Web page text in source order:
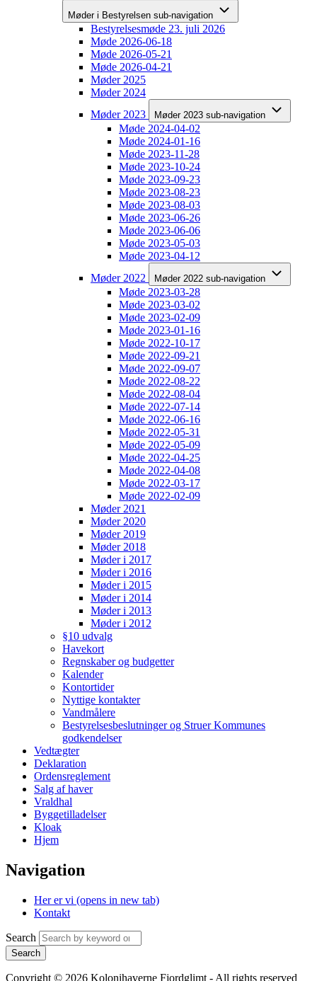
Møder i Bestyrelsen sub-navigation
Bestyrelsesmøde 23. juli 2026
Møde 2026-06-18
Møde 2026-05-21
Møde 2026-04-21
Møder 2025
Møder 2024
Møder 2023
Møder 2023 sub-navigation
Møde 2024-04-02
Møde 2024-01-16
Møde 2023-11-28
Møde 2023-10-24
Møde 2023-09-23
Møde 2023-08-23
Møde 2023-08-03
Møde 2023-06-26
Møde 2023-06-06
Møde 2023-05-03
Møde 2023-04-12
Møder 2022
Møder 2022 sub-navigation
Møde 2023-03-28
Møde 2023-03-02
Møde 2023-02-09
Møde 2023-01-16
Møde 2022-10-17
Møde 2022-09-21
Møde 2022-09-07
Møde 2022-08-22
Møde 2022-08-04
Møde 2022-07-14
Møde 2022-06-16
Møde 2022-05-31
Møde 2022-05-09
Møde 2022-04-25
Møde 2022-04-08
Møde 2022-03-17
Møde 2022-02-09
Møder 2021
Møder 2020
Møder 2019
Møder 2018
Møder i 2017
Møder i 2016
Møder i 2015
Møder i 2014
Møder i 2013
Møder i 2012
§10 udvalg
Havekort
Regnskaber og budgetter
Kalender
Kontortider
Nyttige kontakter
Vandmålere
Bestyrelsesbeslutninger og Struer Kommunes
godkendelser
Vedtægter
Deklaration
Ordensreglement
Salg af haver
Vraldhal
Byggetilladelser
Kloak
Hjem
Navigation
Her er vi (opens in new tab)
Kontakt
Search
Copyright © 2026 Kolonihaverne Fjordglimt - All rights reserved